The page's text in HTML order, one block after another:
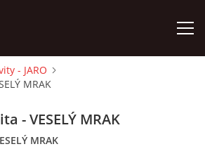
- JARO
MRAK
- VESELÝ MRAK
MRAK